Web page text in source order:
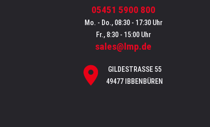
05451 5900 800
Mo. - Do., 08:30 - 17:30 Uhr
Fr., 8:30 - 15:00 Uhr
sales@lmp.de
GILDESTRASSE 55
49477 IBBENBÜREN